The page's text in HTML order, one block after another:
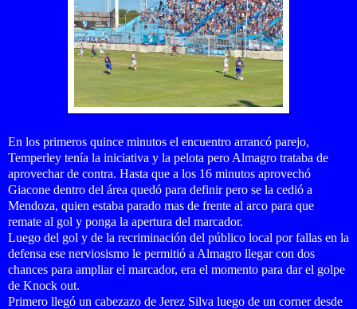
En los primeros quince minutos el encuentro arrancó parejo,
Temperley tenía la iniciativa y la pelota pero Almagro trataba de
aprovechar de contra. Hasta que a los 16 minutos aprovechó
Giacone dentro del área quedó para definir pero se la cedió a
Mendoza, quien estaba parado mas de frente al arco para que
remate al gol y ponga la apertura del marcador.
Luego del gol y de la recriminación del público local por fallas en la
defensa ese nerviosismo le permitió a Almagro llegar con dos
chances para ampliar el marcador, era el momento para dar el golpe
de Knock out.
Primero llegó un cabezazo de Jerez Silva luego de un corner desde